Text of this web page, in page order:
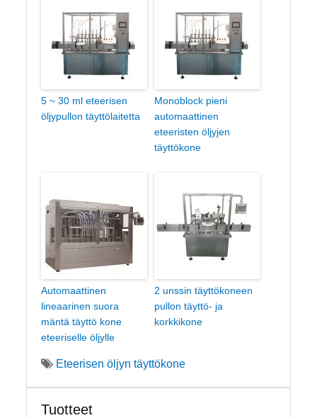
5 ~ 30 ml eteerisen
öljypullon täyttölaitetta
Monoblock pieni
automaattinen
eteeristen öljyjen
täyttökone
Automaattinen
lineaarinen suora
mäntä täyttö kone
eteeriselle öljylle
2 unssin täyttökoneen
pullon täyttö- ja
korkkikone
Eteerisen öljyn täyttökone
Tuotteet